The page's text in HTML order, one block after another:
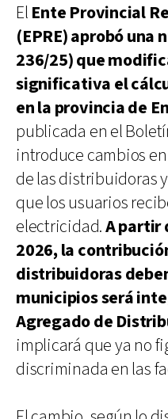
El Ente Provincial
(EPRE) aprobó una
236/25) que
significativa el
en la provincia de
publicada en el
introduce cambios
de las distribuidoras
que los usuarios
electricidad.A partir
2026, la
distribuidoras
municipios será
Agregado de
implicará que ya no
discriminada en las